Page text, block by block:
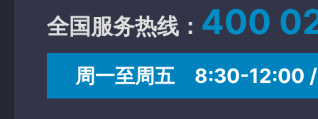
全国服务热线： 400
周一至周五 8:30-12:00